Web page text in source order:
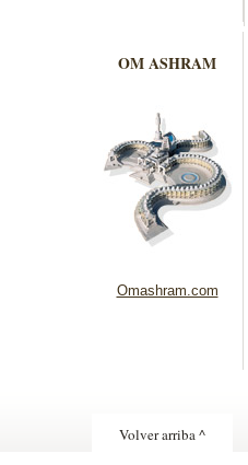
OM ASHRAM
Omashram.com
Volver arriba ^